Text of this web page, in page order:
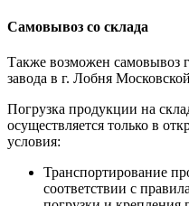
Самовывоз со склада
Также возможен самовывоз
завода в г. Лобня
Погрузка продукции на
осуществляется только в
условия:
Транспортирование
соответствии с